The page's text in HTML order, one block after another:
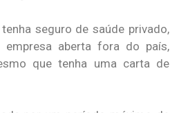
seguro de saúde privado,
empresa aberta fora do país,
que tenha uma carta de